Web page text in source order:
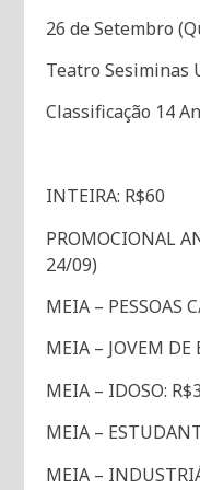
26 de Setembro
Teatro Sesiminas
Classificação 14
INTEIRA: R$60
PROMOCIONAL
24/09)
MEIA – PESSOAS
MEIA – JOVEM DE
MEIA – IDOSO:
MEIA –
MEIA –